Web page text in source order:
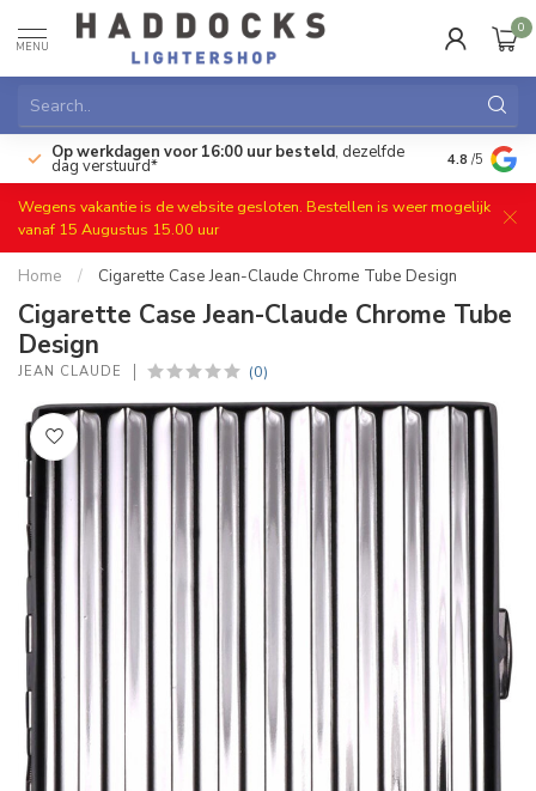
MENU
0
Op werkdagen voor 16:00 uur besteld, dezelfde
dag verstuurd* Gratis
4.8 /5
Wegens vakantie is de website gesloten. Bestellen is weer mogelijk
vanaf 15 Augustus 15.00 uur
Home / Cigarette Case Jean-Claude Chrome Tube Design
Cigarette Case Jean-Claude Chrome Tube
Design
JEAN CLAUDE (0)